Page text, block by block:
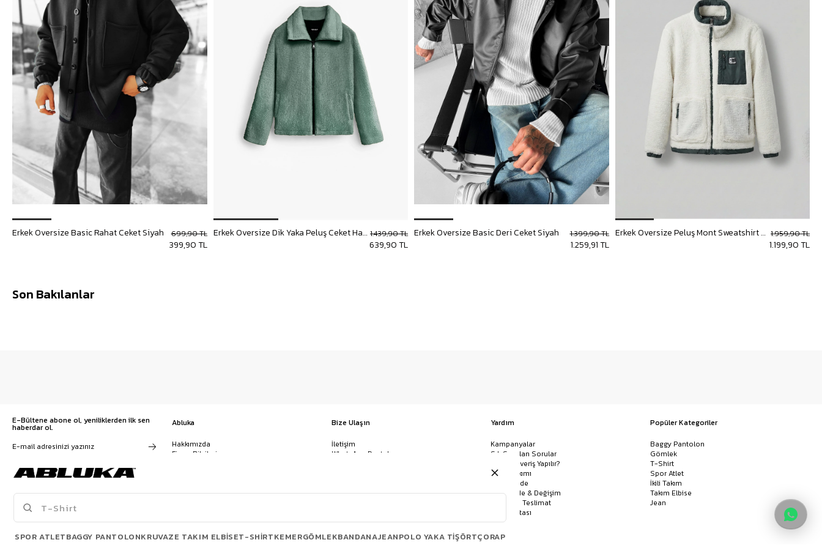
Erkek Oversize Basic Rahat Ceket Siyah
399,90 TL
699,90 TL
Erkek Oversize Dik Yaka Peluş Ceket Haki Yeşil
639,90 TL
1.439,90 TL Erkek Oversize Basic Deri Ceket Siyah
1.259,91 TL
1.399,90 TL
Erkek Oversize Peluş Mont Sweatshirt Ceket Beyaz
1.199,90 TL
1.959,90 TL
Son Bakılanlar
E-Bültene abone ol, yeniliklerden ilk sen
haberdar ol.
Kampanyalar, ürünler ve
değişiklikler hakkında e-mail ve
buradan ulaşabilirsin
Abluka
Hakkımızda
Firma Bilgileri
Sözleşmeler
Bize Ulaşın
İletişim
WhatsApp Destek
Havale/EFT ve Kapıda Ödeme
Yardım
Kampanyalar
Sık Sorulan Sorular
Nasıl Alışveriş Yapılır?
Giysi Bakımı
İptal & İade
Kolay İade & Değişim
Kargo ve Teslimat
Site Haritası
Popüler Kategoriler
Baggy Pantolon
Gömlek
T-Shirt
Spor Atlet
İkili Takım
Takım Elbise
Jean
SPOR ATLETBAGGY PANTOLONKRUVAZE TAKIM ELBISET-SHIRTKEMERGÖMLEKBANDANAJEANPOLO YAKA TIŞÖRTÇORAP